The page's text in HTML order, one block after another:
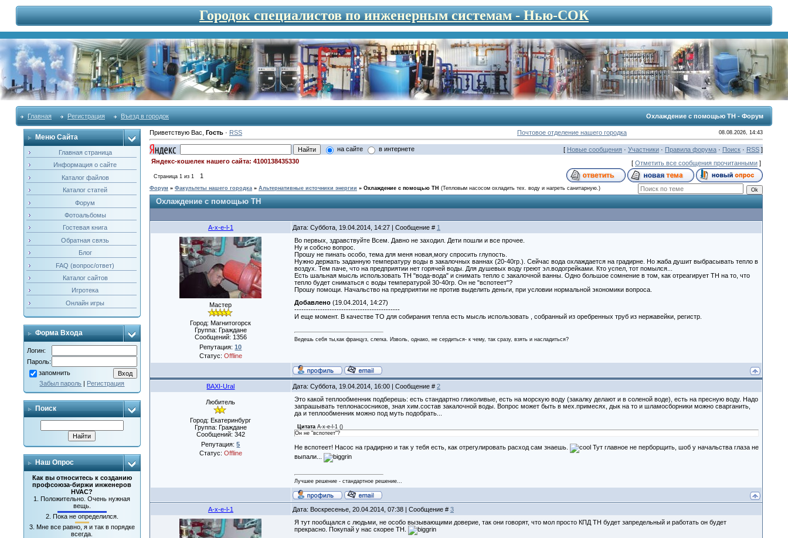
Городок специалистов по инженерным системам - Нью-СОК
Главная Регистрация Въезд в городок Охлаждение с помощью ТН - Форум
Меню Сайта
Главная страница
Информация о сайте
Каталог файлов
Каталог статей
Форум
Фотоальбомы
Гостевая книга
Обратная связь
Блог
FAQ (вопрос/ответ)
Каталог сайтов
Игротека
Онлайн игры
Форма Входа
Логин:
Пароль:
запомнить
Забыл пароль | Регистрация
Поиск
Наш Опрос
Как вы относитесь к созданию
профсоюза-биржи инженеров
HVAC?
1.Положительно. Очень нужная
вещь.
2. Пока не определился.
3. Мне все равно, я и так в порядке
всегда.
Приветствую Вас Гость· RSS Почтовое отделение нашего городка 08.08.2026, 14:43
на сайте в интернете [ Новые сообщения· Участники· Правила форума· Поиск· RSS]
Яндекс-кошелек нашего сайта: 4100138435330
[ Отметить все сообщения прочитанными]
Страница 1 из 1 1
Форум » Факультеты нашего городка » Альтернативные источники энергии » Охлаждение с помощью ТН (Тепловым насосом охладить тех. воду и нагреть санитарную.)
Охлаждение с помощью ТН
A-x-e-l-1 Дата: Суббота, 19.04.2014, 14:27 | Сообщение # 1
Мастер
Город: Магнитогорск
Группа: Граждане
Сообщений: 1356
Репутация:10
Статус: Offline
Во первых, здравствуйте Всем. Давно не заходил. Дети пошли и все прочее.
Ну и собсно вопрос.
Прошу не пинать особо, тема для меня новая,могу спросить глупость.
Нужно держать заданную температуру воды в закалочных ваннах (20-40гр.). Сейчас вода охлаждается на градирне. Но жаба душит выбрасывать тепло в
воздух. Тем паче, что на предприятии нет горячей воды. Для душевых воду греют эл.водогрейками. Кто успел, тот помылся...
Есть шальная мысль использовать ТН "вода-вода" и снимать тепло с закалочной ванны. Одно большое сомнение в том, как отреагирует ТН на то, что
тепло будет сниматься с воды температурой 30-40гр. Он не "вспотеет"?
Прошу помощи. Начальство на предприятии не против выделить деньги, при условии нормальной экономики вопроса.
Добавлено(19.04.2014, 14:27)
---------------------------------------------
И еще момент. В качестве ТО для собирания тепла есть мысль использовать , собранный из оребренных труб из нержавейки, регистр.
Ведешь себя ты,как француз, слегка. Изволь, однако, не сердиться- к чему, так сразу, взять и насладиться?
BAXI-Ural Дата: Суббота, 19.04.2014, 16:00 | Сообщение # 2
Любитель
Город: Екатеринбург
Группа: Граждане
Сообщений: 342
Репутация:5
Статус: Offline
Это какой теплообменник подберешь: есть стандартно гликоливые, есть на морскую воду (закалку делают и в соленой воде), есть на пресную воду. Надо
запрашывать теплонасосников, зная хим.состав закалочной воды. Вопрос может быть в мех.примесях, дык на то и шламосборники можно сварганить,
да и теплообменник можно под муть подобрать...
Цитата A-x-e-l-1 ()
Он не "вспотеет"?
Не вспотеет! Насос на градирню и так у тебя есть, как отрегулировать расход сам знаешь.
Тут главное не перборщить, шоб у начальства глаза не
выпали...
Лучшее решение - стандартное решение...
A-x-e-l-1 Дата: Воскресенье, 20.04.2014, 07:38 | Сообщение # 3
Я тут пообщался с людьми, не особо вызывающими доверие, так они говорят, что мол просто КПД ТН будет запредельный и работать он будет
прекрасно. Покупай у нас скорее ТН.